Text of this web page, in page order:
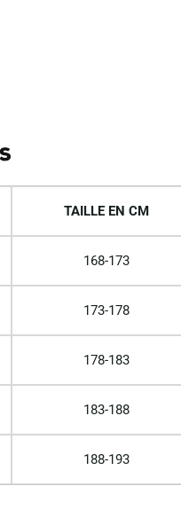
TAILLE EN CM
168-173
173-178
178-183
183-188
188-193